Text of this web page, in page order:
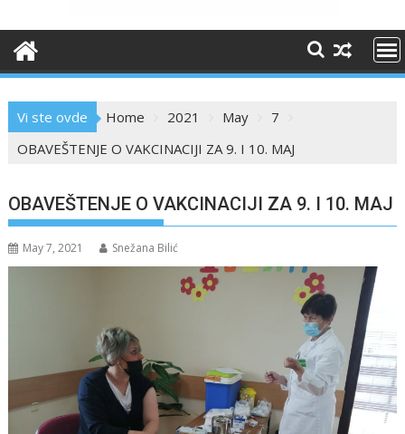
Vi ste ovde Home 2021 May
7
OBAVEŠTENJE O VAKCINACIJI ZA 9. I 10. MAJ
OBAVEŠTENJE O VAKCINACIJI ZA 9. I 10. MAJ
May 7, 2021 Snežana Bilić